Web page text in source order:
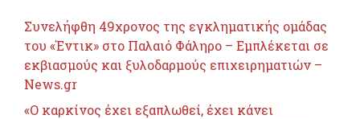
Συνελήφθη 49χρονος της εγκληματικής ομάδας
του «Έντικ» στο Παλαιό Φάληρο – Εμπλέκεται σε
εκβιασμούς και ξυλοδαρμούς επιχειρηματιών –
News.gr
«Ο καρκίνος έχει εξαπλωθεί, έχει κάνει